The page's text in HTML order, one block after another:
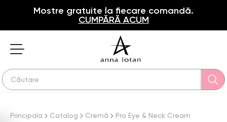
Mostre gratuite la fiecare comandă.
CUMPĂRĂ ACUM
Principala Catalog Cremă Pro Eye & Neck Cream